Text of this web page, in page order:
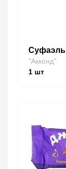
Суфаэль
"Акконд"
1 шт